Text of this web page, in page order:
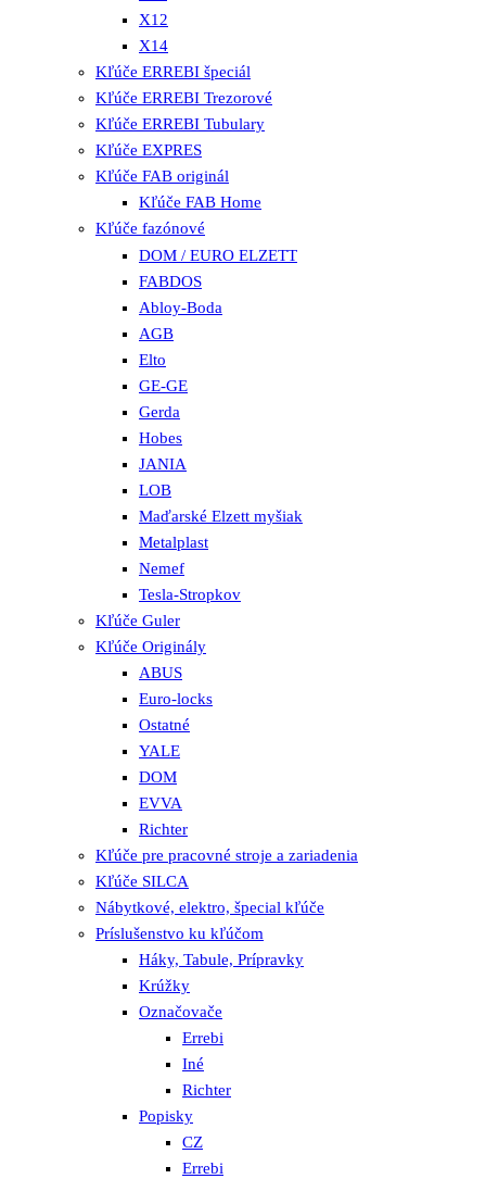
X12
X14
Kľúče ERREBI špeciál
Kľúče ERREBI Trezorové
Kľúče ERREBI Tubulary
Kľúče EXPRES
Kľúče FAB originál
Kľúče FAB Home
Kľúče fazónové
DOM / EURO ELZETT
FABDOS
Abloy-Boda
AGB
Elto
GE-GE
Gerda
Hobes
JANIA
LOB
Maďarské Elzett myšiak
Metalplast
Nemef
Tesla-Stropkov
Kľúče Guler
Kľúče Originály
ABUS
Euro-locks
Ostatné
YALE
DOM
EVVA
Richter
Kľúče pre pracovné stroje a zariadenia
Kľúče SILCA
Nábytkové, elektro, špecial kľúče
Príslušenstvo ku kľúčom
Háky, Tabule, Prípravky
Krúžky
Označovače
Errebi
Iné
Richter
Popisky
CZ
Errebi